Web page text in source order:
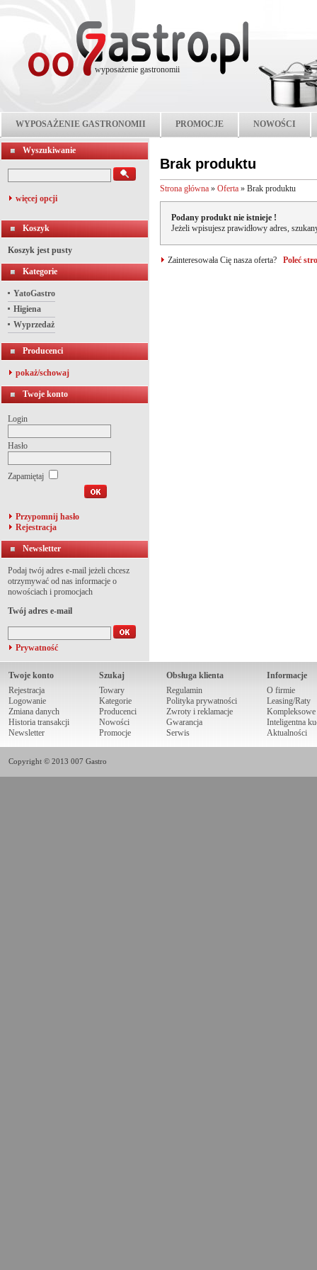
wyposażenie gastronomii
WYPOSAŻENIE GASTRONOMII PROMOCJE NOWOŚCI
Wyszukiwanie
więcej opcji
Koszyk
Koszyk jest pusty
Kategorie
YatoGastro
Higiena
Wyprzedaż
Producenci
pokaż/schowaj
Twoje konto
Login
Hasło
Zapamiętaj
Przypomnij hasło
Rejestracja
Newsletter
Podaj twój adres e-mail jeżeli chcesz
otrzymywać od nas informacje o
nowościach i promocjach
Twój adres e-mail
Prywatność
Brak produktu
Strona główna » Oferta » Brak produktu
Podany produkt nie istnieje !
Jeżeli wpisujesz prawidłowy adres,
Zainteresowała Cię nasza oferta? Poleć
Twoje konto
Rejestracja
Logowanie
Zmiana danych
Historia transakcji
Newsletter
Szukaj
Towary
Kategorie
Producenci
Nowości
Promocje
Obsługa klienta
Regulamin
Polityka prywatności
Zwroty i reklamacje
Gwarancja
Serwis
Informacje
O firmie
Leasing/Raty
Kompleksowe
Inteligentna
Aktualności
Copyright © 2013 007 Gastro